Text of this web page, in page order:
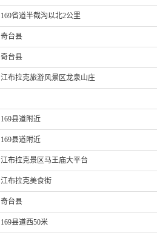
169省道半截沟以北2公里
奇台县
奇台县
江布拉克旅游风景区龙泉山庄
169县道附近
169县道附近
江布拉克景区马王庙大平台
江布拉克美食街
奇台县
169县道西50米